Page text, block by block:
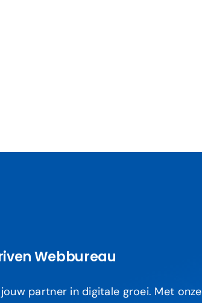
Webbureau
partner in digitale groei. Met onze